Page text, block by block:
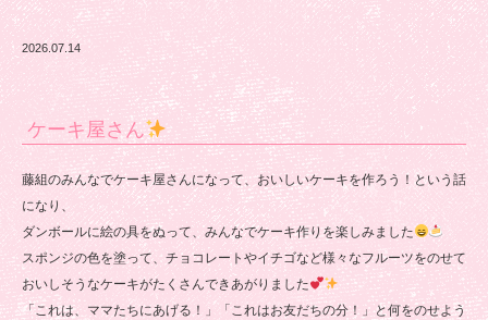
2026.07.14
ケーキ屋さん
藤組のみんなでケーキ屋さんになって、おいしいケーキを作ろう！という話
になり、
ダンボールに絵の具をぬって、みんなでケーキ作りを楽しみました
スポンジの色を塗って、チョコレートやイチゴなど様々なフルーツをのせて
おいしそうなケーキがたくさんできあがりました
「これは、ママたちにあげる！」「これはお友だちの分！」と何をのせよう